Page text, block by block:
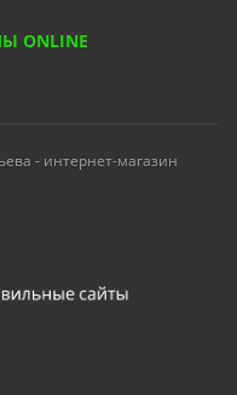
ONLINE
- интернет-магазин